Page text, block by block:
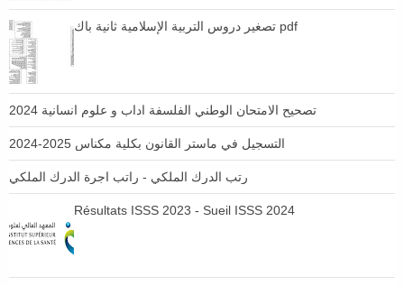
تصغير دروس التربية الإسلامية ثانية باك pdf
تصحيح الامتحان الوطني الفلسفة اداب و علوم انسانية 2024
التسجيل في ماستر القانون بكلية مكناس 2025-2024
رتب الدرك الملكي - راتب اجرة الدرك الملكي
Résultats ISSS 2023 - Sueil ISSS 2024